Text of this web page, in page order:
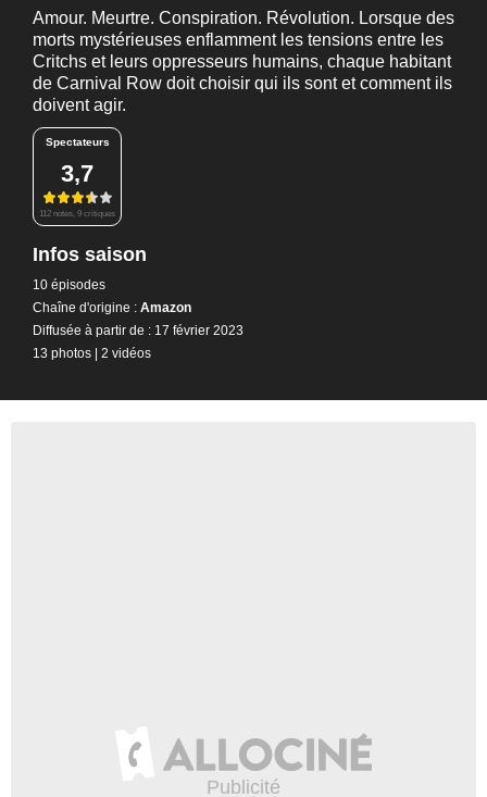
Amour. Meurtre. Conspiration. Révolution. Lorsque des
morts mystérieuses enflamment les tensions entre les
Critchs et leurs oppresseurs humains, chaque habitant
de Carnival Row doit choisir qui ils sont et comment ils
doivent agir.
Spectateurs
3,7
112 notes, 9 critiques
Infos saison
10 épisodes
Chaîne d'origine : Amazon
Diffusée à partir de : 17 février 2023
13 photos | 2 vidéos